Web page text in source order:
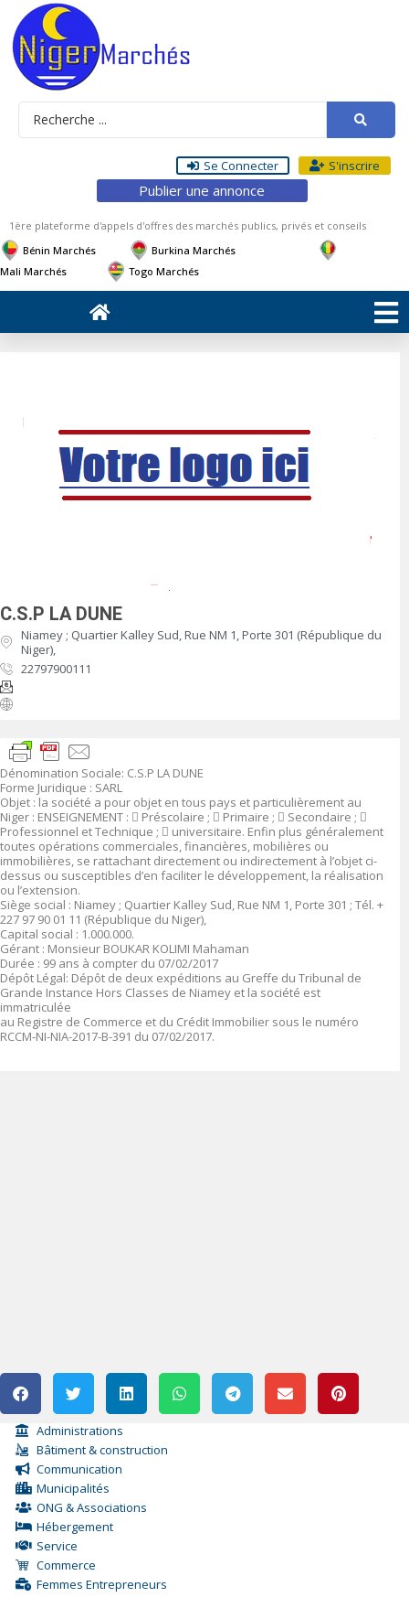
Se Connecter S'inscrire
Publier une annonce
1ère plateforme d'appels d'offres des marchés publics, privés et conseils
Bénin Marchés
Burkina Marchés
Mali Marchés
Togo Marchés
C.S.P LA DUNE
Niamey ; Quartier Kalley Sud, Rue NM 1, Porte 301 (République du
Niger),
22797900111
Dénomination Sociale: C.S.P LA DUNE
Forme Juridique : SARL
Objet : la société a pour objet en tous pays et particulièrement au
Niger : ENSEIGNEMENT :  Préscolaire ;  Primaire ;  Secondaire ; 
Professionnel et Technique ;  universitaire. Enfin plus généralement
toutes opérations commerciales, financières, mobilières ou
immobilières, se rattachant directement ou indirectement à l’objet ci-
dessus ou susceptibles d’en faciliter le développement, la réalisation
ou l’extension.
Siège social : Niamey ; Quartier Kalley Sud, Rue NM 1, Porte 301 ; Tél. +
227 97 90 01 11 (République du Niger),
Capital social : 1.000.000.
Gérant : Monsieur BOUKAR KOLIMI Mahaman
Durée : 99 ans à compter du 07/02/2017
Dépôt Légal: Dépôt de deux expéditions au Greffe du Tribunal de
Grande Instance Hors Classes de Niamey et la société est
immatriculée
au Registre de Commerce et du Crédit Immobilier sous le numéro
RCCM-NI-NIA-2017-B-391 du 07/02/2017.
Administrations
Bâtiment & construction
Communication
Municipalités
ONG & Associations
Hébergement
Service
Commerce
Femmes Entrepreneurs